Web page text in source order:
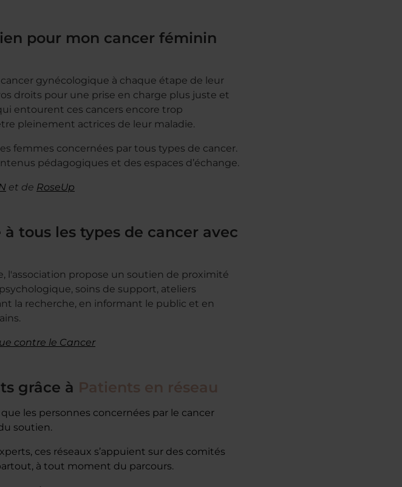
pour mon cancer féminin
gynécologique à chaque étape de leur
droits pour une prise en charge plus juste et
entourent ces cancers encore trop
pleinement actrices de leur maladie.
femmes concernées par tous types de cancer.
pédagogiques et des espaces d’échange.
et de RoseUp
tous les types de cancer avec
l'association propose un soutien de proximité
soins de support, ateliers
la recherche, en informant le public et en
contre le Cancer
grâce à Patients en réseau
les personnes concernées par le cancer
soutien.
ces réseaux s’appuient sur des comités
à tout moment du parcours.